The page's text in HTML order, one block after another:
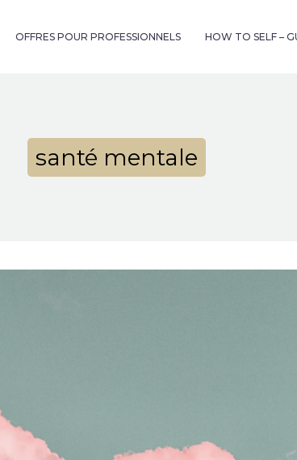
OFFRES POUR PROFESSIONNELS HOW TO SELF –
santé mentale